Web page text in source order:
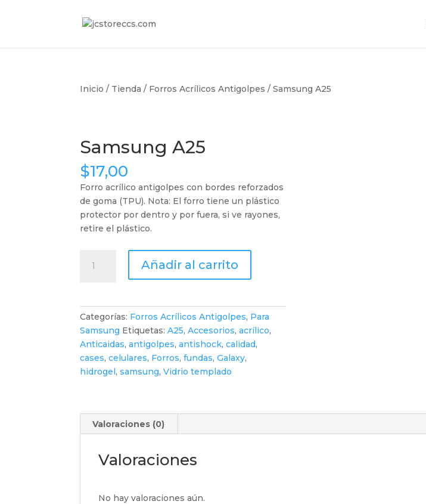
Inicio / Tienda / Forros Acrílicos Antigolpes / Samsung A25
Samsung A25
$17,00
Forro acrílico antigolpes con bordes reforzados
de goma (TPU). Nota: El forro tiene un plástico
protector por dentro y por fuera, si ve rayones,
retire el plástico.
A25
Añadir al carrito
Categorías: Forros Acrílicos Antigolpes, Para
Samsung Etiquetas:A25,Accesorios,acrílico,
Anticaidas,antigolpes,antishock,calidad,
cases,celulares, Forros,fundas,Galaxy,
hidrogel,samsung,Vidrio templado
Valoraciones (0)
Valoraciones
No hay valoraciones aún.